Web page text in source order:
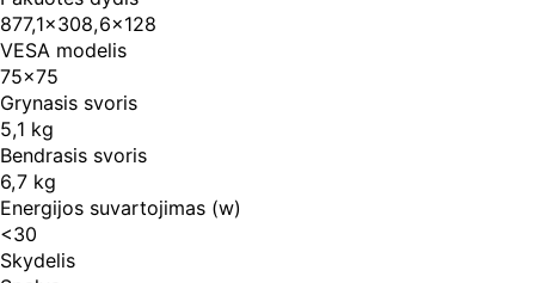
877,1×308,6×128
VESA modelis
75×75
Grynasis svoris
5,1 kg
Bendrasis svoris
6,7 kg
Energijos suvartojimas (w)
<30
Skydelis